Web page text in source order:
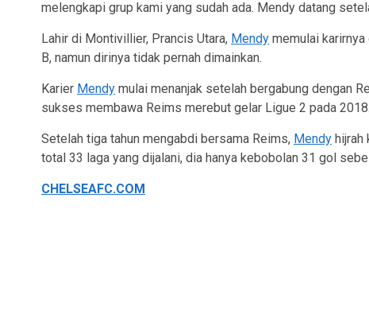
melengkapi grup kami yang sudah ada. Mendy datang
Lahir di Montivillier, Prancis Utara, Mendy memulai
B, namun dirinya tidak pernah dimainkan.
Karier Mendy mulai menanjak setelah bergabung dengan
sukses membawa Reims merebut gelar Ligue 2 pada
Setelah tiga tahun mengabdi bersama Reims, Mendy hijrah
total 33 laga yang dijalani, dia hanya kebobolan 31 gol
CHELSEAFC.COM